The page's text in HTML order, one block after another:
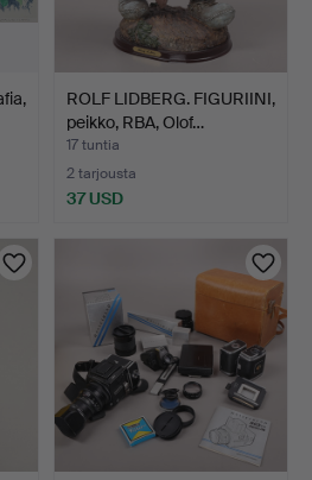
ROLF LIDBERG. FIGURIINI,
peikko, RBA, Olof…
17 tuntia
2 tarjousta
37 USD